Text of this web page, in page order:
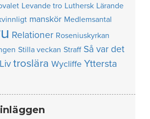
Levande tro Luthersk Lärande
manskör Medlemsantal
Relationer Roseniuskyrkan
Stilla veckan Straff Så var det
troslära Wycliffe Yttersta